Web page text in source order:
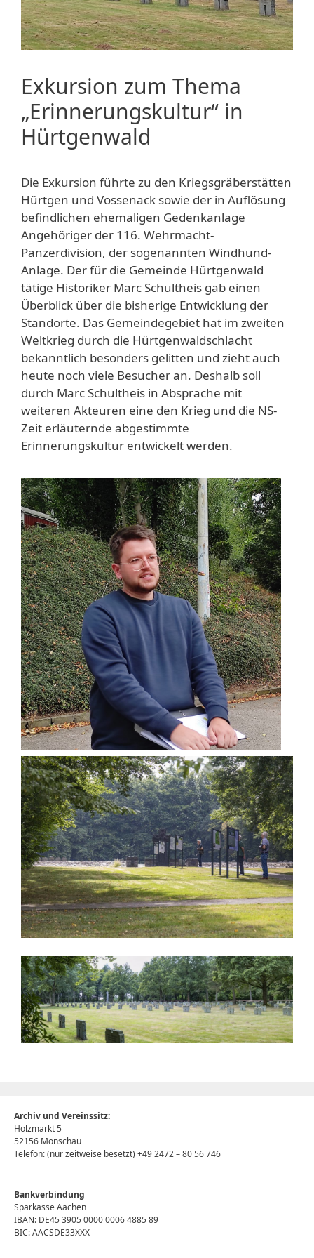
Exkursion zum Thema
„Erinnerungskultur“ in
Hürtgenwald
Die Exkursion führte zu den Kriegsgräberstätten
Hürtgen und Vossenack sowie der in Auflösung
befindlichen ehemaligen Gedenkanlage
Angehöriger der 116. Wehrmacht-
Panzerdivision, der sogenannten Windhund-
Anlage. Der für die Gemeinde Hürtgenwald
tätige Historiker Marc Schultheis gab einen
Überblick über die bisherige Entwicklung der
Standorte. Das Gemeindegebiet hat im zweiten
Weltkrieg durch die Hürtgenwaldschlacht
bekanntlich besonders gelitten und zieht auch
heute noch viele Besucher an. Deshalb soll
durch Marc Schultheis in Absprache mit
weiteren Akteuren eine den Krieg und die NS-
Zeit erläuternde abgestimmte
Erinnerungskultur entwickelt werden.
Archiv und Vereinssitz:
Holzmarkt 5
52156 Monschau
Telefon: (nur zeitweise besetzt) +49 2472 – 80 56 746
Bankverbindung
Sparkasse Aachen
IBAN: DE45 3905 0000 0006 4885 89
BIC: AACSDE33XXX